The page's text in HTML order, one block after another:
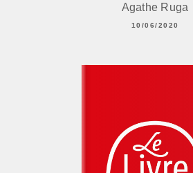
Agathe Ruga
10/06/2020